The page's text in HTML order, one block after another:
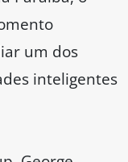
um dos
inteligentes